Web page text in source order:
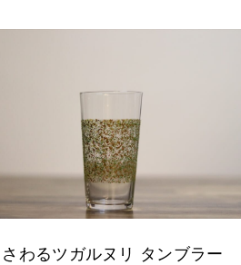
さわるツガルヌリ タンブラー